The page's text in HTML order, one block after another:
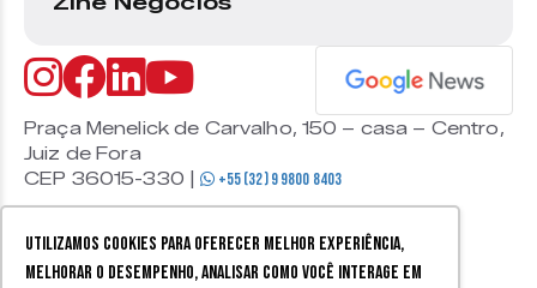
Utilizamos cookies para oferecer melhor experiência,
melhorar o desempenho, analisar como você interage em
Praça Menelick de Carvalho, 150 – casa – Centro,
Juiz de Fora
CEP 36015-330 |
+55 (32) 9 9800 8403